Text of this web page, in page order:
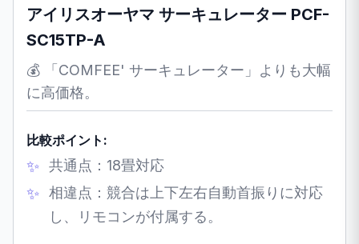
アイリスオーヤマ サーキュレーター PCF-
SC15TP-A
💰 「COMFEE' サーキュレーター」よりも大幅
に高価格。
比較ポイント:
共通点：18畳対応
相違点：競合は上下左右自動首振りに対応
し、リモコンが付属する。